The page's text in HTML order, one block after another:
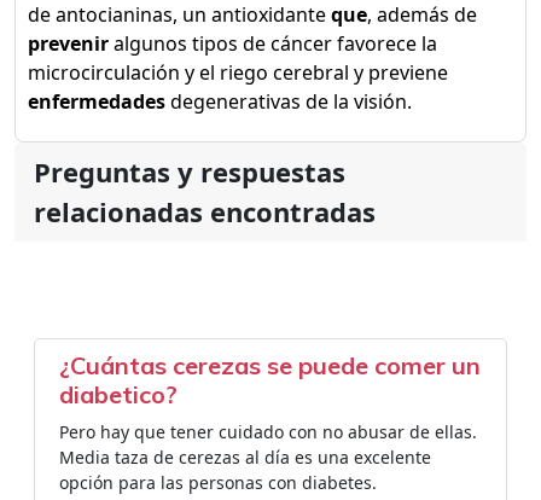
de antocianinas, un antioxidanteque, además de
preveniralgunos tipos de cáncer favorece la
microcirculación y el riego cerebral y previene
enfermedadesdegenerativas de la visión.
Preguntas y respuestas
relacionadas encontradas
¿Cuántas cerezas se puede comer un
diabetico?
Pero hay que tener cuidado con no abusar de ellas.
Media taza de cerezas al día es una excelente
opción para las personas con diabetes.